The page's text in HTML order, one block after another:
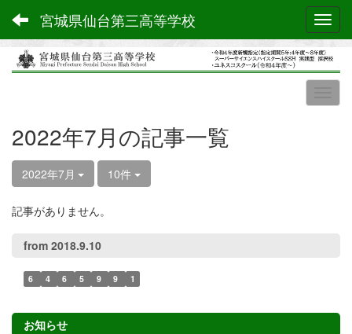
宮城県仙台第三高等学校
2022年7月の記事一覧
2022年7月 10件
記事がありません。
from 2018.9.10
6 4 6 5 9 9 1
お知らせ